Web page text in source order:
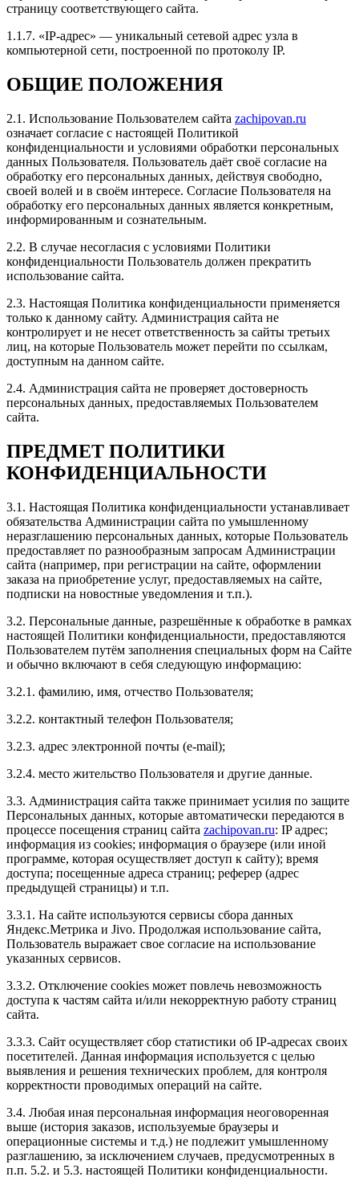
интересующие вопросы отвечал. Цены приемлемые.
Широкий спектр услуг и качественное выполнение
Рейтинг отзыва: 5
Всем доброго дня! Обратился с вопросом советом по
чип тюнингу. Получил в ответ долгий рассказ что и
как всё происходит и вырастает. Согласился
попробовать на 1 стейч. Договорились о встрече у
меня на адресе. Приехали как и договаривались,
ппроверили все ошибки, ещё раз посветили во все
тайны тюнинга. Всё подробно. Никаких камней не
оказалось, и решили залить программу. По времени
идиота. Очень доволен. Никаких побочнк нет.
Работает всё как и раньше плавно и без рывков. В
пробках нет никакой разницы. Но с низов машина
получила приличный прирост, даже на скорости при
нажатии на педаль ускорение значительное. Очень
Спасибо ребятам. Всем рекомендую. Извините за
корявый отзыв. Как смог. Октавия а7 1.8 . стало
бомба.
Отличный сервис по тюнингу автомобилей.
Персонал подробно ответил на все вопросы. Цены
доступные. Большой выбор услуг и высокое качество
выполнения работ. Спасибо, будем обращаться еще
раз!
Рейтинг отзыва:5
Спасибо вам большое!
BMW X6 3.0D.
перестала тупить и стала лучше ехать на небольших
По времени около часа работ получилось.
Но все это компенсировалось отличным результатом,
качеством обслуживания, честностью и дружеской
обстановкой.
Всем советую!
Рейтинг отзыва:5
Добрый день всем. Зачиповал свою машинку у
Евгения, всё очень понравилось, быстро и удобно.
мазду. Рекомендую всем, очень качественно и с
подходом грамотным.
Рейтинг отзыва:5
Делал в Zachipovan чип-тюнинг на Тойоту Камри 2.5
для отзывчивой повседневной езды. Сперва
почитали ошибки. Сотрудники компании грамотно и
без суеты справляются с поставленными задачами.
После тачку не узнать) как 3.5))) Благодарю за
страницу соответствующего сайта.
1.1.7. «IP-адрес» — уникальный сетевой адрес узла в
компьютерной сети, построенной по протоколу IP.
ОБЩИЕ ПОЛОЖЕНИЯ
2.1. Использование Пользователем сайта zachipovan.ru
означает согласие с настоящей Политикой
конфиденциальности и условиями обработки персональных
данных Пользователя. Пользователь даёт своё согласие на
обработку его персональных данных, действуя свободно,
своей волей и в своём интересе. Согласие Пользователя на
обработку его персональных данных является конкретным,
информированным и сознательным.
2.2. В случае несогласия с условиями Политики
конфиденциальности Пользователь должен прекратить
использование сайта.
2.3. Настоящая Политика конфиденциальности применяется
только к данному сайту. Администрация сайта не
контролирует и не несет ответственность за сайты третьих
лиц, на которые Пользователь может перейти по ссылкам,
доступным на данном сайте.
2.4. Администрация сайта не проверяет достоверность
персональных данных, предоставляемых Пользователем
сайта.
ПРЕДМЕТ ПОЛИТИКИ
КОНФИДЕНЦИАЛЬНОСТИ
3.1. Настоящая Политика конфиденциальности устанавливает
обязательства Администрации сайта по умышленному
неразглашению персональных данных, которые Пользователь
предоставляет по разнообразным запросам Администрации
сайта (например, при регистрации на сайте, оформлении
заказа на приобретение услуг, предоставляемых на сайте,
подписки на новостные уведомления и т.п.).
3.2. Персональные данные, разрешённые к обработке в рамках
настоящей Политики конфиденциальности, предоставляются
Пользователем путём заполнения специальных форм на Сайте
и обычно включают в себя следующую информацию:
3.2.1. фамилию, имя, отчество Пользователя;
3.2.2. контактный телефон Пользователя;
3.2.3. адрес электронной почты (e-mail);
3.2.4. место жительство Пользователя и другие данные.
3.3. Администрация сайта также принимает усилия по защите
Персональных данных, которые автоматически передаются в
процессе посещения страниц сайта zachipovan.ru: IP адрес;
информация из cookies; информация о браузере (или иной
программе, которая осуществляет доступ к сайту); время
доступа; посещенные адреса страниц; реферер (адрес
предыдущей страницы) и т.п.
3.3.1. На сайте используются сервисы сбора данных
Яндекс.Метрика и Jivo. Продолжая использование сайта,
Пользователь выражает свое согласие на использование
указанных сервисов.
3.3.2. Отключение cookies может повлечь невозможность
доступа к частям сайта и/или некорректную работу страниц
сайта.
3.3.3. Сайт осуществляет сбор статистики об IP-адресах своих
посетителей. Данная информация используется с целью
выявления и решения технических проблем, для контроля
корректности проводимых операций на сайте.
3.4. Любая иная персональная информация неоговоренная
выше (история заказов, используемые браузеры и
операционные системы и т.д.) не подлежит умышленному
разглашению, за исключением случаев, предусмотренных в
п.п. 5.2. и 5.3. настоящей Политики конфиденциальности.